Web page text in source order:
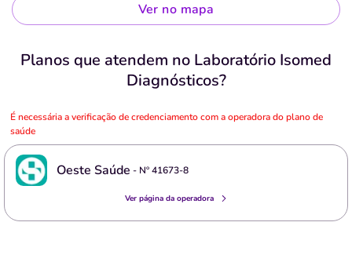
Ver no mapa
Planos que atendem no Laboratório Isomed
Diagnósticos?
É necessária a verificação de credenciamento com a operadora do plano de
saúde
Oeste Saúde - Nº41673-8
Ver página da operadora